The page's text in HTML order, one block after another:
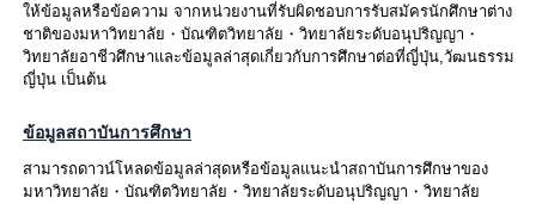
ให้ข้อมูลหรือข้อความ จากหน่วยงานที่รับผิดชอบการรับสมัครนักศึกษาต่าง
ชาติของมหาวิทยาลัย・บัณฑิตวิทยาลัย・วิทยาลัยระดับอนุปริญญา・
วิทยาลัยอาชีวศึกษาและข้อมูลล่าสุดเกี่ยวกับการศึกษาต่อที่ญี่ปุ่น,วัฒนธรรม
ญี่ปุ่น เป็นต้น
ข้อมูลสถาบันการศึกษา
สามารถดาวน์โหลดข้อมูลล่าสุดหรือข้อมูลแนะนำสถาบันการศึกษาของ
มหาวิทยาลัย・บัณฑิตวิทยาลัย・วิทยาลัยระดับอนุปริญญา・วิทยาลัย